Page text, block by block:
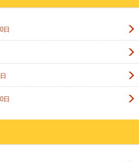
日
日